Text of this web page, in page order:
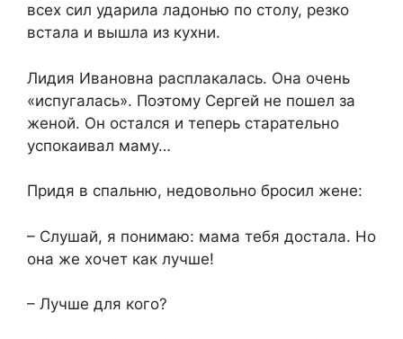
всех сил ударила ладонью по столу, резко
встала и вышла из кухни.
Лидия Ивановна расплакалась. Она очень
«испугалась». Поэтому Сергей не пошел за
женой. Он остался и теперь старательно
успокаивал маму…
Придя в спальню, недовольно бросил жене:
– Слушай, я понимаю: мама тебя достала. Но
она же хочет как лучше!
– Лучше для кого?